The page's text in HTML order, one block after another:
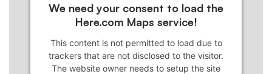
We need your consent to load the
Here.com Maps service!
This content is not permitted to load due to
trackers that are not disclosed to the visitor.
The website owner needs to setup the site